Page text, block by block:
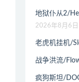
地狱仆从2/
2026年8月6日
老虎机挂机/
战争洪流/
疯狗斯坦/